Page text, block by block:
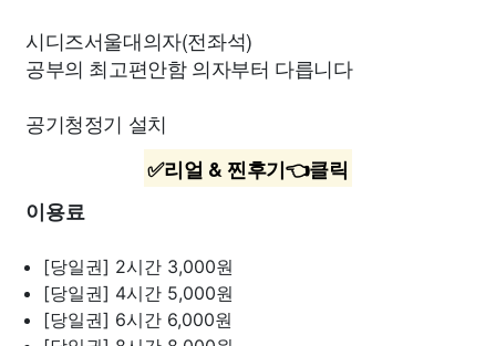
시디즈서울대의자(전좌석)
공부의 최고편안함 의자부터 다릅니다
공기청정기 설치
✅리얼 & 찐후기👈클릭
이용료
[당일권] 2시간 3,000원
[당일권] 4시간 5,000원
[당일권] 6시간 6,000원